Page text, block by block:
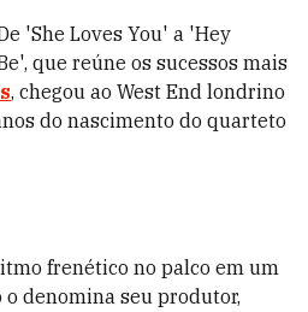
'She Loves You' a 'Hey
que reúne os sucessos mais
, chegou ao West End londrino
do nascimento do quarteto
frenético no palco em um
denomina seu produtor,